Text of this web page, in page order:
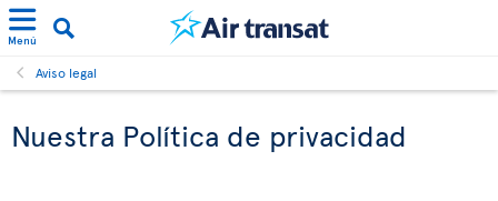
Menú
Aviso legal
Nuestra Política de privacidad